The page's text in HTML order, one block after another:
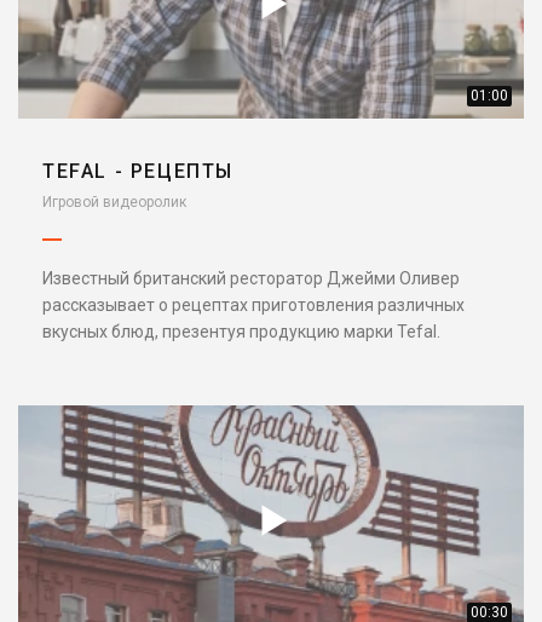
01:00
TEFAL - РЕЦЕПТЫ
Игровой видеоролик
Известный британский ресторатор Джейми Оливер
рассказывает о рецептах приготовления различных
вкусных блюд, презентуя продукцию марки Tefal.
00:30